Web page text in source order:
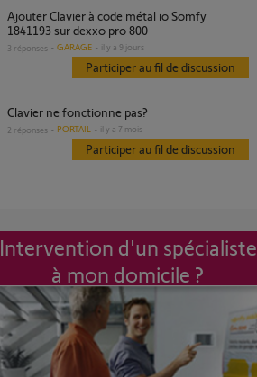
Ajouter Clavier à code métal io Somfy
1841193 sur dexxo pro 800
3 réponses GARAGE il y a 9 jours
Participer au fil de discussion
Clavier ne fonctionne pas?
2 réponses PORTAIL il y a 7 mois
Participer au fil de discussion
Intervention d'un spécialiste
à mon domicile ?